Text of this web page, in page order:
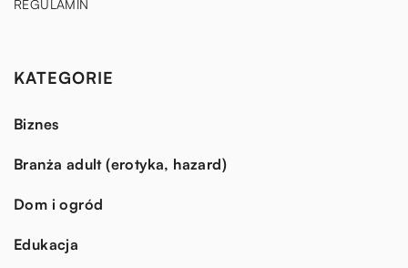
REGULAMIN
KATEGORIE
Biznes
Branża adult (erotyka, hazard)
Dom i ogród
Edukacja